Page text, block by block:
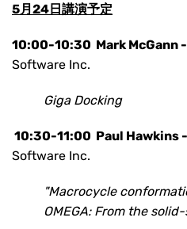
5月24日講演予定
10:00-10:30 Mark McGann -
Software Inc.
Giga Docking
10:30-11:00 Paul Hawkins -
Software Inc.
"Macrocycle
OMEGA: From the